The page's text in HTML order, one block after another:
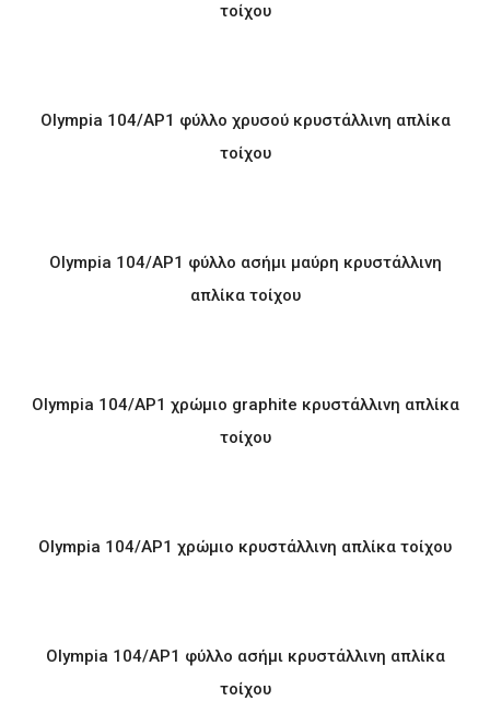
τοίχου
Olympia 104/AP1 φύλλο χρυσού κρυστάλλινη απλίκα
τοίχου
Olympia 104/AP1 φύλλο ασήμι μαύρη κρυστάλλινη
απλίκα τοίχου
Olympia 104/AP1 χρώμιο graphite κρυστάλλινη απλίκα
τοίχου
Olympia 104/AP1 χρώμιο κρυστάλλινη απλίκα τοίχου
Olympia 104/AP1 φύλλο ασήμι κρυστάλλινη απλίκα
τοίχου